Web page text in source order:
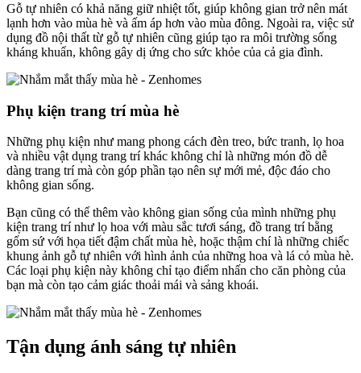
Gỗ tự nhiên có khả năng giữ nhiệt tốt, giúp không gian trở nên mát
lạnh hơn vào mùa hè và ấm áp hơn vào mùa đông. Ngoài ra, việc sử
dụng đồ nội thất từ gỗ tự nhiên cũng giúp tạo ra môi trường sống
kháng khuẩn, không gây dị ứng cho sức khỏe của cả gia đình.
Phụ kiện trang trí mùa hè
Những phụ kiện như mang phong cách đèn treo, bức tranh, lọ hoa
và nhiều vật dụng trang trí khác không chỉ là những món đồ dễ
dàng trang trí mà còn góp phần tạo nên sự mới mẻ, độc đáo cho
không gian sống.
Bạn cũng có thể thêm vào không gian sống của mình những phụ
kiện trang trí như lọ hoa với màu sắc tươi sáng, đồ trang trí bằng
gốm sứ với họa tiết đậm chất mùa hè, hoặc thậm chí là những chiếc
khung ảnh gỗ tự nhiên với hình ảnh của những hoa và lá cỏ mùa hè.
Các loại phụ kiện này không chỉ tạo điểm nhấn cho căn phòng của
bạn mà còn tạo cảm giác thoải mái và sảng khoái.
Tận dụng ánh sáng tự nhiên